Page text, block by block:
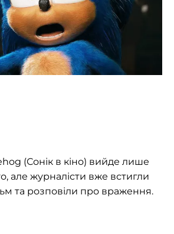
(Сонік в кіно) вийде лише
але журналісти вже встигли
та розповіли про враження.